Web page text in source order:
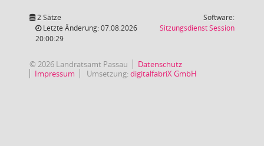
2 Sätze
Letzte Änderung: 07.08.2026
20:00:29
Software:
SitzungsdienstSession(Wird in
© 2026 Landratsamt Passau
Datenschutz
Impressum
Umsetzung:digitalfabriX GmbH